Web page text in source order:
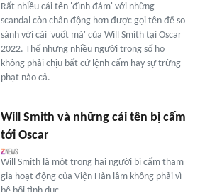
Rất nhiều cái tên 'đình đám' với những
scandal còn chấn động hơn được gọi tên để so
sánh với cái 'vuốt má' của Will Smith tại Oscar
2022. Thế nhưng nhiều người trong số họ
không phải chịu bất cứ lệnh cấm hay sự trừng
phạt nào cả.
Will Smith và những cái tên bị cấm
tới Oscar
Will Smith là một trong hai người bị cấm tham
gia hoạt động của Viện Hàn lâm không phải vì